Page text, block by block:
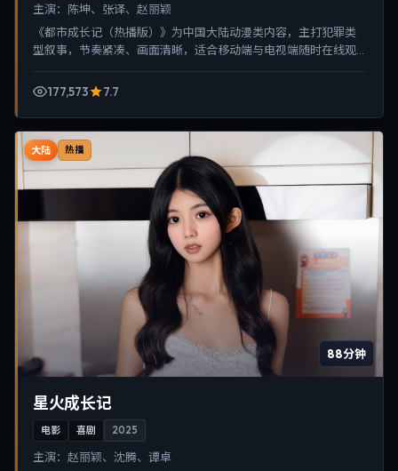
主演： 陈坤、张译、赵丽颖
《都市成长记（热播版）》为中国大陆动漫类内容，主打犯罪类
型叙事，节奏紧凑、画面清晰，适合移动端与电视端随时在线观
177,573
7.7
大陆 热播
88分钟
星火成长记
电影 喜剧 2025
主演： 赵丽颖、沈腾、谭卓